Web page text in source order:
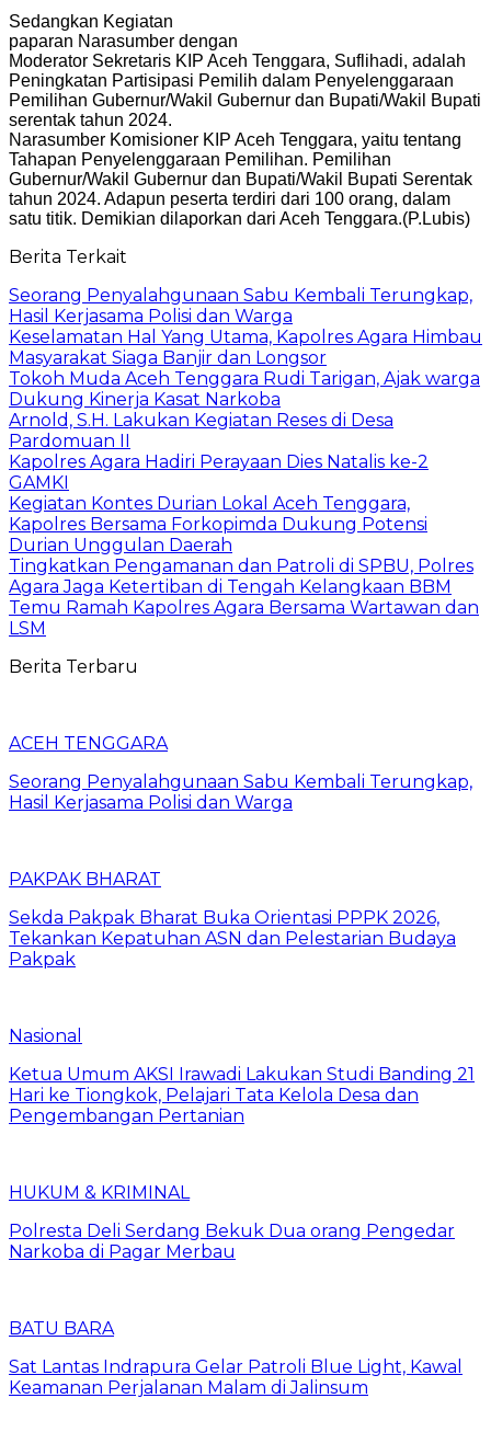
Sedangkan Kegiatan
paparan Narasumber dengan
Moderator Sekretaris KIP Aceh Tenggara, Suflihadi, adalah
Peningkatan Partisipasi Pemilih dalam Penyelenggaraan
Pemilihan Gubernur/Wakil Gubernur dan Bupati/Wakil Bupati
serentak tahun 2024.
Narasumber Komisioner KIP Aceh Tenggara, yaitu tentang
Tahapan Penyelenggaraan Pemilihan. Pemilihan
Gubernur/Wakil Gubernur dan Bupati/Wakil Bupati Serentak
tahun 2024. Adapun peserta terdiri dari 100 orang, dalam
satu titik. Demikian dilaporkan dari Aceh Tenggara.(P.Lubis)
Berita Terkait
Seorang Penyalahgunaan Sabu Kembali Terungkap,
Hasil Kerjasama Polisi dan Warga
Keselamatan Hal Yang Utama, Kapolres Agara Himbau
Masyarakat Siaga Banjir dan Longsor
Tokoh Muda Aceh Tenggara Rudi Tarigan, Ajak warga
Dukung Kinerja Kasat Narkoba
Arnold, S.H. Lakukan Kegiatan Reses di Desa
Pardomuan II
Kapolres Agara Hadiri Perayaan Dies Natalis ke-2
GAMKI
Kegiatan Kontes Durian Lokal Aceh Tenggara,
Kapolres Bersama Forkopimda Dukung Potensi
Durian Unggulan Daerah
Tingkatkan Pengamanan dan Patroli di SPBU, Polres
Agara Jaga Ketertiban di Tengah Kelangkaan BBM
Temu Ramah Kapolres Agara Bersama Wartawan dan
LSM
Berita Terbaru
ACEH TENGGARA
Seorang Penyalahgunaan Sabu Kembali Terungkap,
Hasil Kerjasama Polisi dan Warga
PAKPAK BHARAT
Sekda Pakpak Bharat Buka Orientasi PPPK 2026,
Tekankan Kepatuhan ASN dan Pelestarian Budaya
Pakpak
Nasional
Ketua Umum AKSI Irawadi Lakukan Studi Banding 21
Hari ke Tiongkok, Pelajari Tata Kelola Desa dan
Pengembangan Pertanian
HUKUM & KRIMINAL
Polresta Deli Serdang Bekuk Dua orang Pengedar
Narkoba di Pagar Merbau
BATU BARA
Sat Lantas Indrapura Gelar Patroli Blue Light, Kawal
Keamanan Perjalanan Malam di Jalinsum